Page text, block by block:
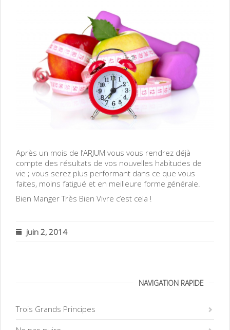
Après un mois de l’ARJUM vous vous rendrez déjà
compte des résultats de vos nouvelles habitudes de
vie ; vous serez plus performant dans ce que vous
faites, moins fatigué et en meilleure forme générale.
Bien Manger Très Bien Vivre c’est cela !
juin 2, 2014
NAVIGATION RAPIDE
Trois Grands Principes